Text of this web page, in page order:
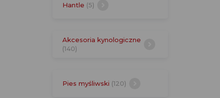
Hantle (5)
Akcesoria kynologiczne
(140)
Pies myśliwski (120)